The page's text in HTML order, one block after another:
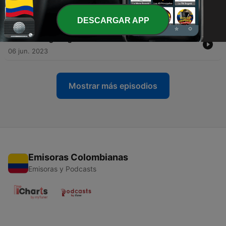
Soledad
09 jun. 2023
30 - El Código Ikigai: Desvelando los secretos del éxito
06 jun. 2023
Mostrar más episodios
Emisoras Colombianas
Emisoras y Podcasts
DESCARGAR APP